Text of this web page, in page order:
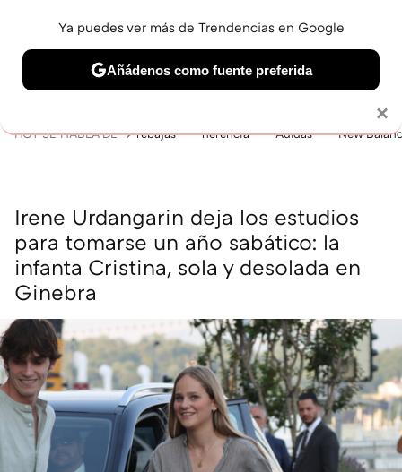
BELLEZA SHOPPING VIAJES GASTRO SNEAKERS
HOY SE HABLA DE rebajas herencia Adidas New
Irene Urdangarin deja los estudios
para tomarse un año sabático: la
infanta Cristina, sola y desolada en
Ginebra
×
Ya puedes ver más de Trendencias en Google
Añádenos como fuente preferida